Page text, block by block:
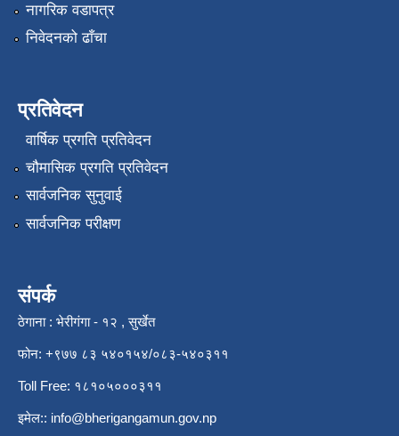
नागरिक वडापत्र
निवेदनको ढाँचा
प्रतिवेदन
वार्षिक प्रगति प्रतिवेदन
चौमासिक प्रगति प्रतिवेदन
सार्वजनिक सुनुवाई
सार्वजनिक परीक्षण
संपर्क
ठेगाना : भेरीगंगा - १२ , सुर्खेत
फोन: +९७७ ८३ ५४०१५४/०८३-५४०३११
Toll Free: १८१०५०००३११
इमेल:: info@bherigangamun.gov.np